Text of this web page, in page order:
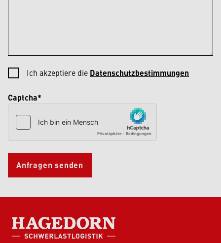
Ich akzeptiere die Datenschutzbestimmungen
Captcha*
Anfragen senden
HAGEDORN SCHWERLASTLOGISTIK